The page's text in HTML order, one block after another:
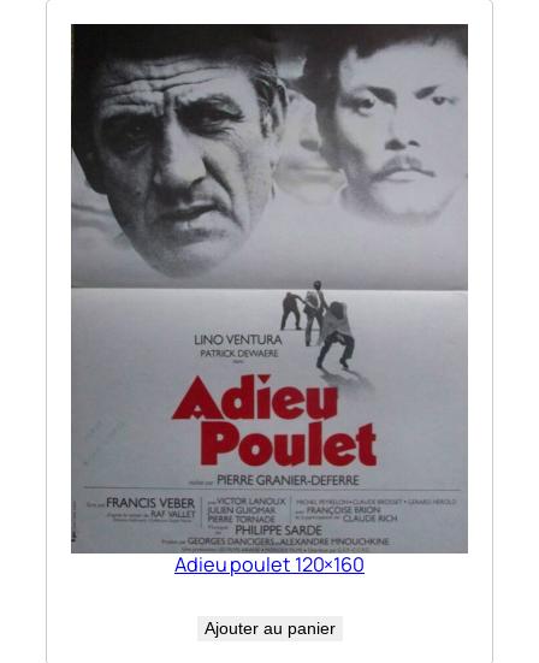
Adieu poulet 120×160
Ajouter au panier